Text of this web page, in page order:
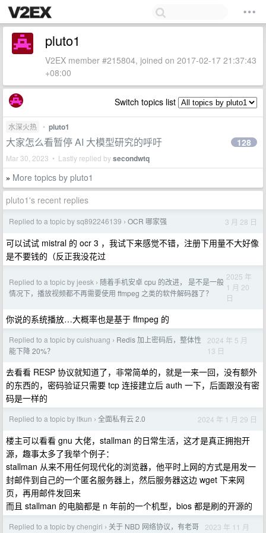
pluto1
V2EX member #215804, joined on 2017-02-17 21:37:43
+08:00
Switch topics list
水深火热 • pluto1
大家怎么看暂停 AI 大模型研究的呼吁
Mar 30, 2023 • Lastly replied bysecondwtq
128
» More topics by pluto1
pluto1's recent replies
Replied to a topic by sq892246139 › OCR 哪家强 3 月 28 日
可以试试 mistral 的 ocr 3 ，我试下来感觉不错，注册下用量不大好像
是不要钱的（反正我没花过
Replied to a topic by jeesk › 随着手机安卓 cpu 的改进， 是不是一般
情况下，播放视频都不再需要使用 ffmpeg 之类的软件解码器了？
2025 年
1 月 20
日
你说的系统播放…大概率也是基于 ffmpeg 的
Replied to a topic by cuishuang › Redis 加上密码后，整体性
能下降 20%？
2024 年 5 月
13 日
去看看 RESP 协议就知道了，非常简单的，就是一来一回，没有额外
的东西的，密码验证只需要 tcp 连接建立后 auth 一下，后面跟没有密
码是一样的
Replied to a topic by ltkun › 全面私有云 2.0 2024 年 1 月 29 日
楼主可以看看 gnu 大佬，stallman 的日常生活，这才是真正拥抱开
源，趣事太多了我举个例子：
stallman 从来不用任何现代化的浏览器，他平时上网的方式是用发一
封邮件到自己的一个匿名服务器上，然后服务器这边 wget 下来网
页，再用邮件发回来
而且 stallman 的电脑都是 n 年前的一个机型，bios 都是刷的开源的
Replied to a topic by chengiri › 关于 NBD 网络协议，有老哥
2023 年 11 月